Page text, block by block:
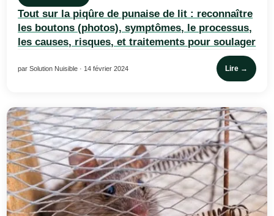
Tout sur la piqûre de punaise de lit : reconnaître
les boutons (photos), symptômes, le processus,
les causes, risques, et traitements pour soulager
par Solution Nuisible · 14 février 2024 Lire →